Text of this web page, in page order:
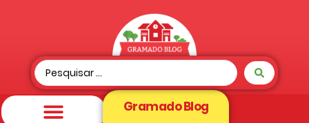
Gramado Blog